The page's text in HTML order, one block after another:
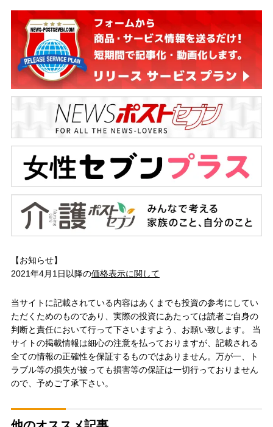
【お知らせ】
2021年4月1日以降の価格表示に関して
当サイトに記載されている内容はあくまでも投資の参考にしてい
ただくためのものであり、実際の投資にあたっては読者ご自身の
判断と責任において行って下さいますよう、お願い致します。 当
サイトの掲載情報は細心の注意を払っておりますが、記載される
全ての情報の正確性を保証するものではありません。万が一、ト
ラブル等の損失が被っても損害等の保証は一切行っておりません
ので、予めご了承下さい。